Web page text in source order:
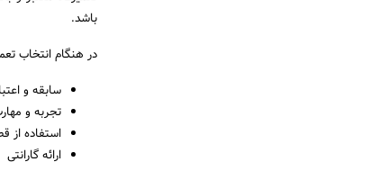
باشد.
در هنگام انتخاب
سابقه و
تجربه و
استفاده از
ارائه گارانتی